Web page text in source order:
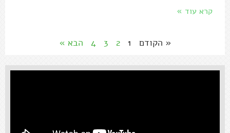
קרא עוד »
« הקודם 1
2
3
4 הבא »